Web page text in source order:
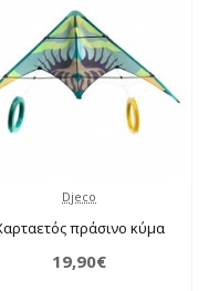
Djeco
πράσινο κύμα
19,90€